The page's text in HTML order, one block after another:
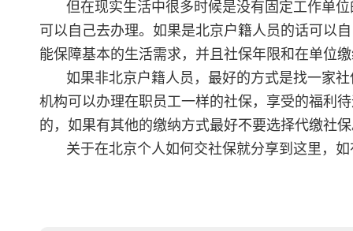
但在现实生活中很多时候是没有固定工作单
可以自己去办理。如果是北京户籍人员的话可以
能保障基本的生活需求，并且社保年限和在单位
如果非北京户籍人员，最好的方式是找一家
机构可以办理在职员工一样的社保，享受的福利
的，如果有其他的缴纳方式最好不要选择代缴社
关于在北京个人如何交社保就分享到这里，